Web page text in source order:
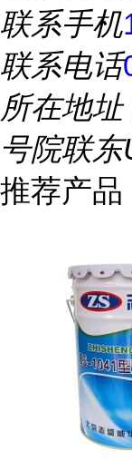
联系手机
联系电话
所在地址
号院联
推荐产品